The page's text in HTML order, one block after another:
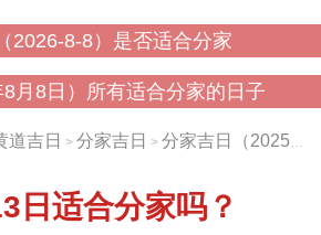
2026-8-8）是否适合分家
月8日）所有适合分家的日子
道吉日 > 分家吉日 > 分家吉日（20250813）
日 适合分家吗？